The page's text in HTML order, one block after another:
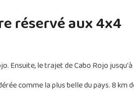
réservé aux 4x4
Ensuite, le trajet de Cabo Rojo
comme la plus belle du pays. 8